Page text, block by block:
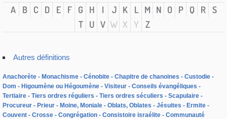
A B C D E F G H I J K L M N O P Q R S
T
U V W X Y Z
Autres définitions
Anachorète Monachisme Cénobite Chapitre de chanoines
Custodie
Dom
Higoumène ou Hégoumène Visiteur
Conseils évangéliques
Tertiaire
Tiers ordres réguliers Tiers ordres séculiers
Scapulaire
Procureur
Prieur Moine, Moniale Oblats, Oblates Jésuites
Ermite
Couvent
Crosse Congrégation Consistoire israélite
Communauté